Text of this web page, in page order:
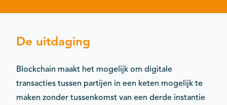
De uitdaging
Blockchain maakt het mogelijk om digitale
transacties tussen partijen in een keten mogelijk te
maken zonder tussenkomst van een derde instantie